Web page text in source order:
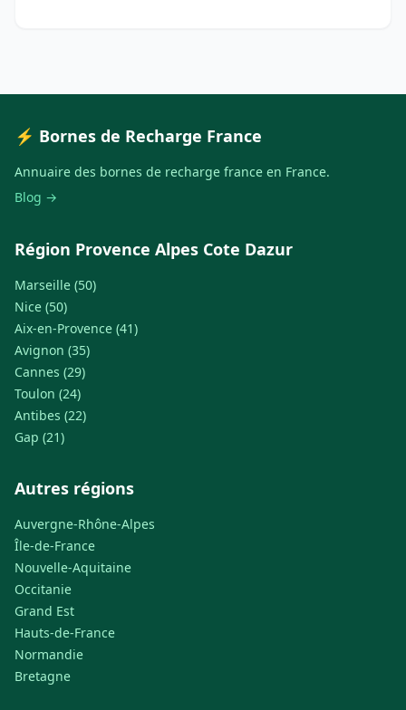
⚡ Bornes de Recharge France
Annuaire des bornes de recharge france en France.
Blog →
Région Provence Alpes Cote Dazur
Marseille (50)
Nice (50)
Aix-en-Provence (41)
Avignon (35)
Cannes (29)
Toulon (24)
Antibes (22)
Gap (21)
Autres régions
Auvergne-Rhône-Alpes
Île-de-France
Nouvelle-Aquitaine
Occitanie
Grand Est
Hauts-de-France
Normandie
Bretagne